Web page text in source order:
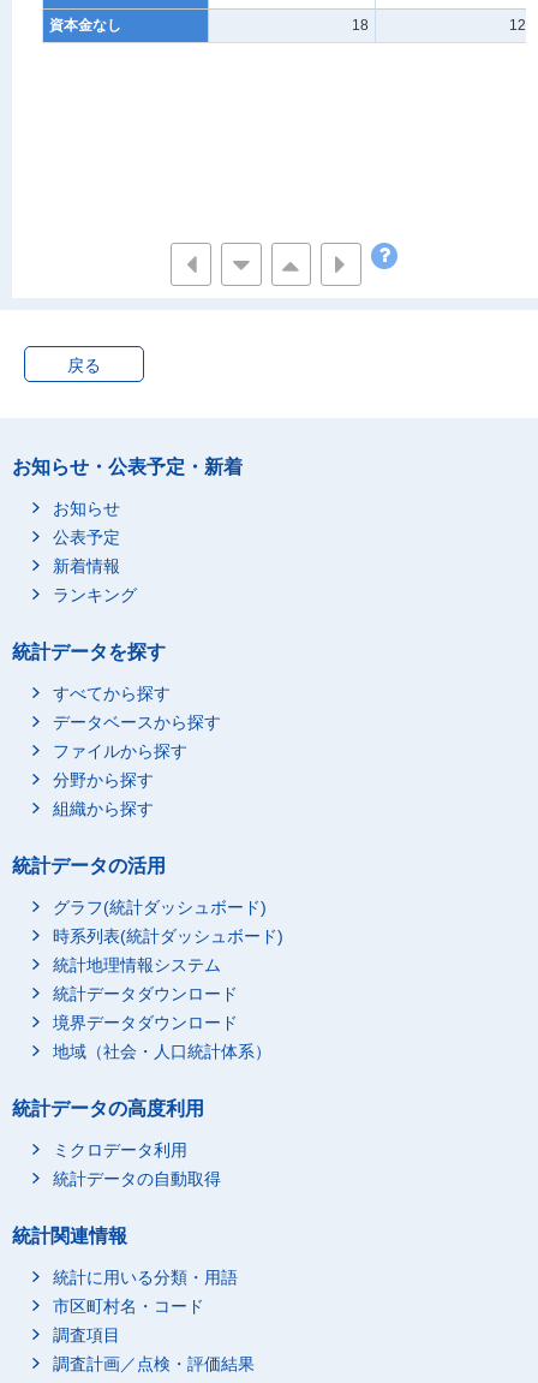
資本金なし
18 121
戻る
お知らせ・公表予定・新着
お知らせ
公表予定
新着情報
ランキング
統計データを探す
すべてから探す
データベースから探す
ファイルから探す
分野から探す
組織から探す
統計データの活用
グラフ(統計ダッシュボード)
時系列表(統計ダッシュボード)
統計地理情報システム
統計データダウンロード
境界データダウンロード
地域（社会・人口統計体系）
統計データの高度利用
ミクロデータ利用
統計データの自動取得
統計関連情報
統計に用いる分類・用語
市区町村名・コード
調査項目
調査計画／点検・評価結果